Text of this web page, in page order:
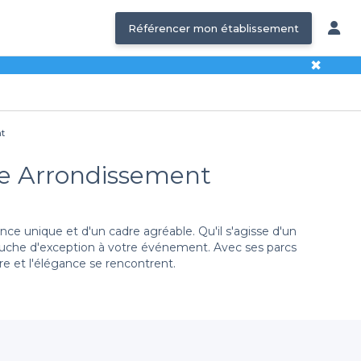
Référencer mon établissement
✖
Arrondissement
unique et d'un cadre agréable. Qu'il s'agisse d'un
d'exception à votre événement. Avec ses parcs
et l'élégance se rencontrent.
Lyon 7e. Notre plateforme vous offre une large
En quelques clics, vous pouvez comparer les